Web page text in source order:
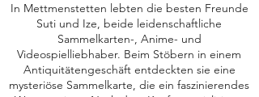
In Mettmenstetten lebten die besten Freunde
Suti und Ize, beide leidenschaftliche
Sammelkarten-, Anime- und
Videospielliebhaber. Beim Stöbern in einem
Antiquitätengeschäft entdeckten sie eine
mysteriöse Sammelkarte, die ein faszinierendes